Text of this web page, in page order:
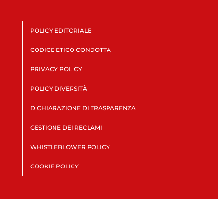
POLICY EDITORIALE
CODICE ETICO CONDOTTA
PRIVACY POLICY
POLICY DIVERSITÀ
DICHIARAZIONE DI TRASPARENZA
GESTIONE DEI RECLAMI
WHISTLEBLOWER POLICY
COOKIE POLICY